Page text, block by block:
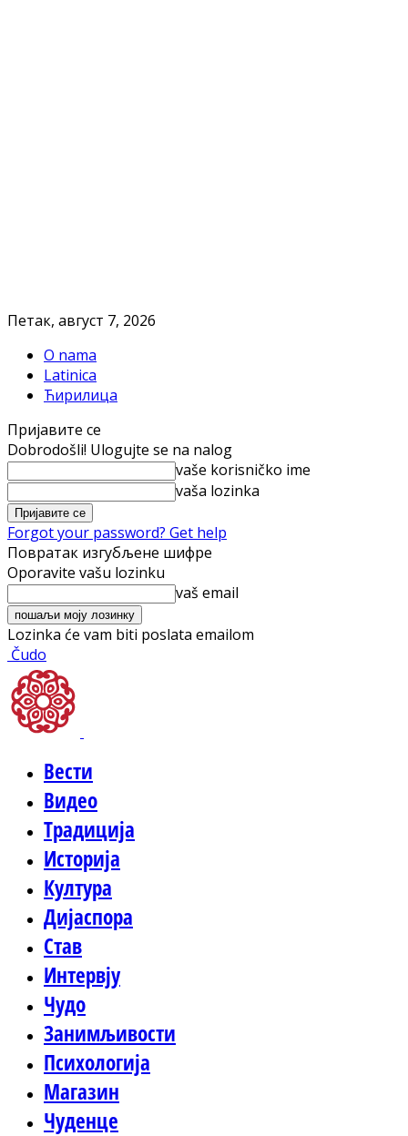
Петак, август 7, 2026
O nama
Latinica
Ћирилица
Пријавите се
Dobrodošli! Ulogujte se na nalog
vaše korisničko ime
vaša lozinka
Forgot your password? Get help
Повратак изгубљене шифре
Oporavite vašu lozinku
vaš email
Lozinka će vam biti poslata emailom
Čudo
Вести
Видео
Традиција
Историја
Култура
Дијаспора
Став
Интервју
Чудо
Занимљивости
Психологија
Магазин
Чуденце